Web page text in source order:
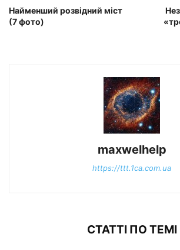
Найменший розвідний міст
(7 фото)
maxwelhelp
https://ttt.1ca.com.ua
СТАТТІ ПО ТЕМІ